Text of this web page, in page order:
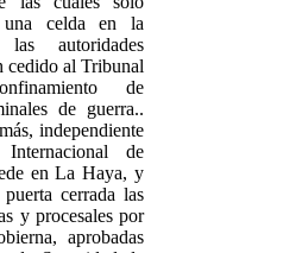
una celda en la
autoridades
cedido al Tribunal
de
de guerra..
independiente
de
en La Haya, y
cerrada las
y procesales por
aprobadas